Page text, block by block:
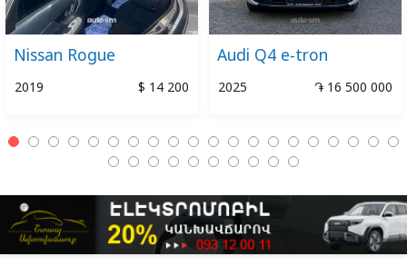
Nissan Rogue
2019 $ 14 200
Audi Q4 e-tron
2025 ֏ 16 500 000